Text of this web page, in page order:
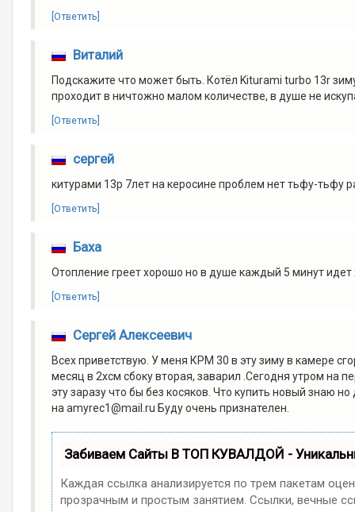
[Ответить]
Виталий
Подскажите что может быть. Котёл Kiturami turbo 13r
проходит в ничтожно малом количестве, в душе не
[Ответить]
сергей
китурами 13р 7лет на керосине проблем нет тьфу-тьфу
[Ответить]
Баха
Отопление греет хорошо но в душе каждый 5 минут
[Ответить]
Сергей Алексеевич
Всех приветствую. У меня КРМ 30 в эту зиму в камере
месяц в 2хсм сбоку вторая, заварил .Сегодня утром на
эту заразу что бы без косяков. Что купить новый знаю
на amyrec1@mail.ru Буду очень признателен.
Забиваем Сайты В ТОП КУВАЛДОЙ -
Каждая ссылка анализируется по трем пакетам
прозрачным и простым занятием. Ссылки, вечные